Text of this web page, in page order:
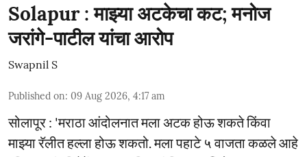
Solapur : माझ्या अटकेचा कट; मनोज
जरांगे-पाटील यांचा आरोप
Swapnil S
Published on: 09 Aug 2026, 4:17 am
सोलापूर : 'मराठा आंदोलनात मला अटक होऊ शकते किंवा
माझ्या रॅलीत हल्ला होऊ शकतो. मला पहाटे ५ वाजता कळले आहे